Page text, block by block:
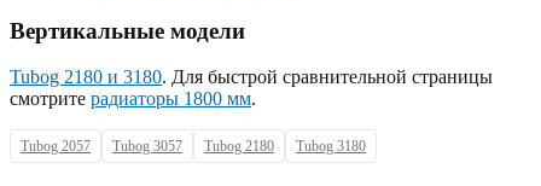
Вертикальные модели
Tubog 2180 и 3180. Для быстрой сравнительной страницы
смотрите радиаторы 1800 мм.
Tubog 2057 Tubog 3057 Tubog 2180 Tubog 3180